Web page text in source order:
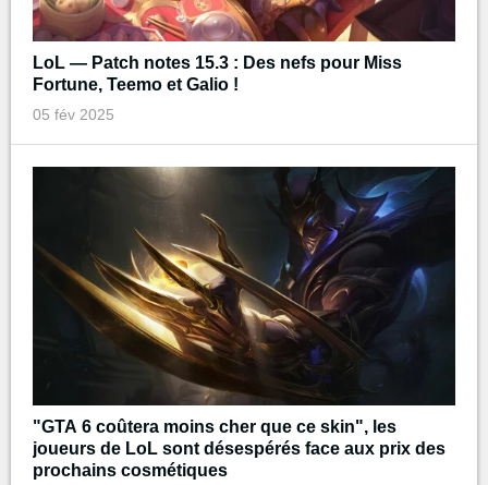
LoL — Patch notes 15.3 : Des nefs pour Miss
Fortune, Teemo et Galio !
05 fév 2025
"GTA 6 coûtera moins cher que ce skin", les
joueurs de LoL sont désespérés face aux prix des
prochains cosmétiques